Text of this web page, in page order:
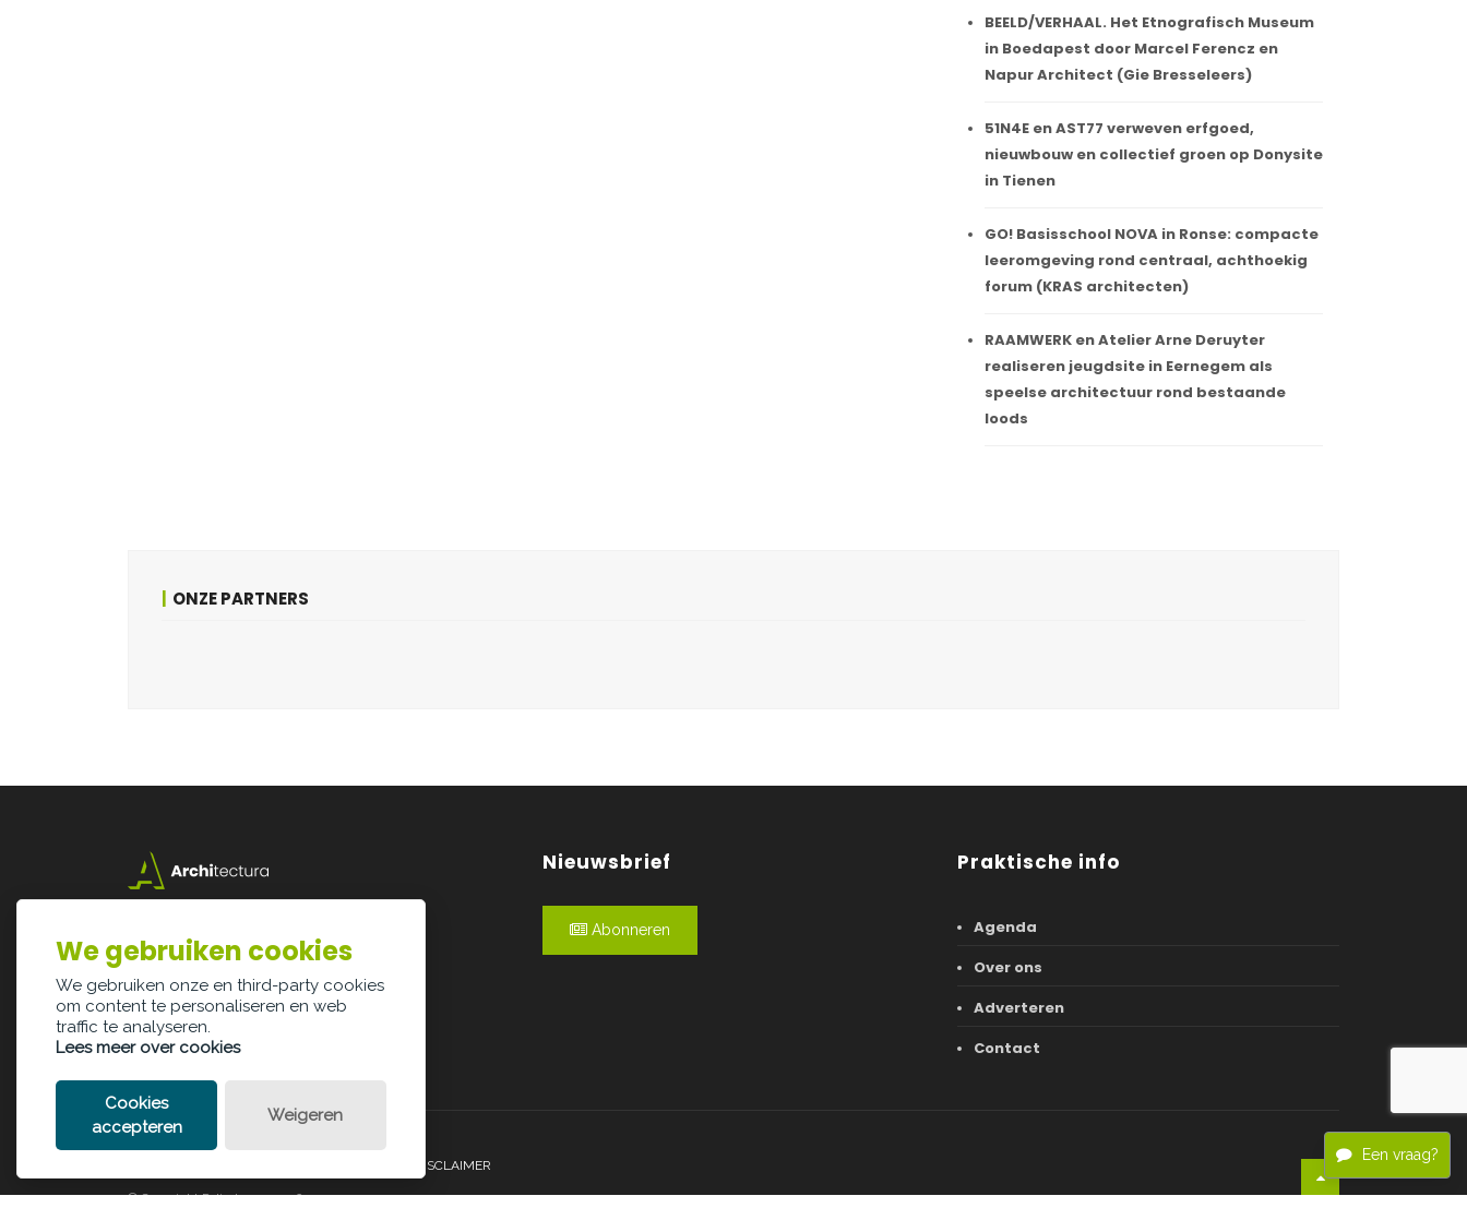
Een vraag?
BEELD/VERHAAL. Het Etnografisch Museum
in Boedapest door Marcel Ferencz en
Napur Architect (Gie Bresseleers)
51N4E en AST77 verweven erfgoed,
nieuwbouw en collectief groen op Donysite
in Tienen
GO! Basisschool NOVA in Ronse: compacte
leeromgeving rond centraal, achthoekig
forum (KRAS architecten)
RAAMWERK en Atelier Arne Deruyter
realiseren jeugdsite in Eernegem als
speelse architectuur rond bestaande
loods
ONZE PARTNERS
3500 Hasselt
info@architectura.be
Nieuwsbrief
Abonneren
Praktische info
Agenda
Over ons
Adverteren
Contact
LEGAL DISCLAIMER
© Copyright Palindroom 2026
We gebruiken cookies
We gebruiken onze en third-party cookies
om content te personaliseren en web
traffic te analyseren.
Lees meer over cookies
Cookies
accepteren
Weigeren